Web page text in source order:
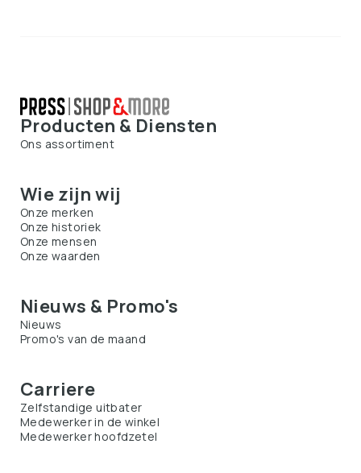
Producten & Diensten
Ons assortiment
Wie zijn wij
Onze merken
Onze historiek
Onze mensen
Onze waarden
Nieuws & Promo's
Nieuws
Promo's van de maand
Carriere
Zelfstandige uitbater
Medewerker in de winkel
Medewerker hoofdzetel